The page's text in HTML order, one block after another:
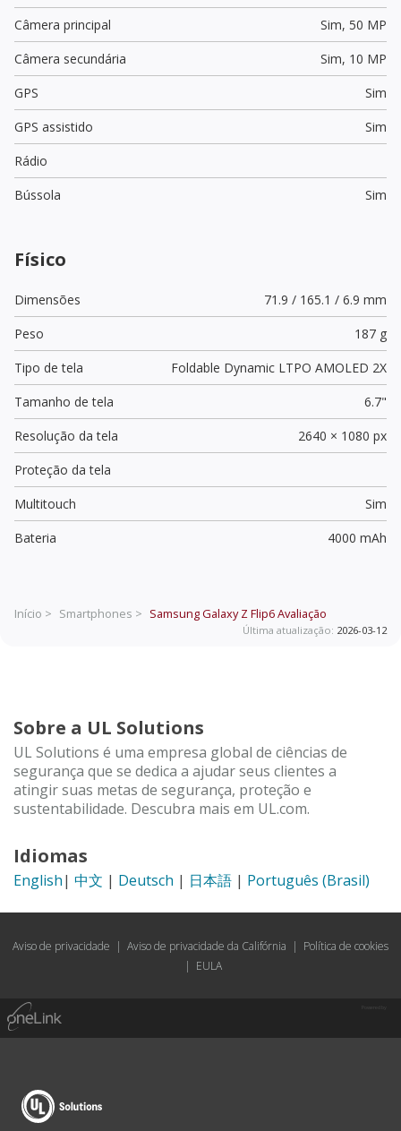
Câmera principal Sim, 50 MP
Câmera secundária
Sim, 10 MP
GPS
Sim
GPS assistido
Sim
Rádio
Bússola
Sim
Físico
Dimensões
71.9 / 165.1 / 6.9 mm
Peso
187 g
Tipo de tela
Foldable Dynamic LTPO AMOLED 2X
Tamanho de tela
6.7"
Resolução da tela
2640 × 1080 px
Proteção da tela
Multitouch
Sim
Bateria
4000 mAh
Início > Smartphones > Samsung Galaxy Z Flip6Avaliação
Última atualização: 2026-03-12
Sobre a UL Solutions
UL Solutions é uma empresa global de ciências de
segurança que se dedica a ajudar seus clientes a
atingir suas metas de segurança, proteção e
sustentabilidade. Descubra mais em UL.com.
Idiomas
English| 中文 | Deutsch | 日本語 | Português (Brasil)
Aviso de privacidade | Aviso de privacidade da Califórnia | Política de cookies
| EULA